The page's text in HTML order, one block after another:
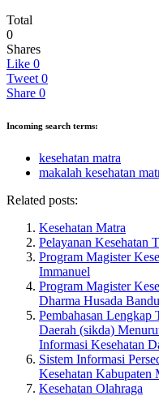
Total
0
Shares
Like 0
Tweet 0
Share 0
Incoming search terms:
kesehatan matra
makalah kesehatan
Related posts:
Kesehatan Matra
Pelayanan Kesehatan
Program Magister
Immanuel
Program Magister
Dharma Husada
Pembahasan Lengkap
Daerah (sikda)
Informasi Kesehatan
Sistem Informasi
Kesehatan Kabupaten
Kesehatan Olahraga